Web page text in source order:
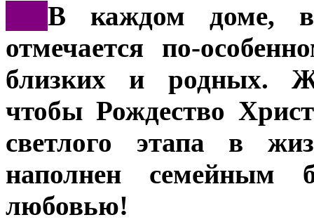
В каждом доме, в
отмечается по-
близких и родных.
чтобы Рождество
светлого этапа в
наполнен семейным
любовью!